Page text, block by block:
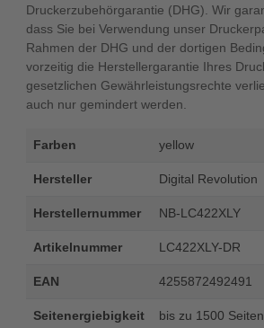
Druckerzubehörgarantie (DHG). Wir
dass Sie bei Verwendung unser
Rahmen der DHG und der dortigen
vorzeitig die Herstellergarantie Ihres
gesetzlichen Gewährleistungsrechte
auch nur gemindert werden.
Farben yellow
Hersteller Digital Revolution
Herstellernummer NB-LC422XLY
Artikelnummer LC422XLY-DR
EAN 4255872492491
Seitenergiebigkeit
bis zu 1500